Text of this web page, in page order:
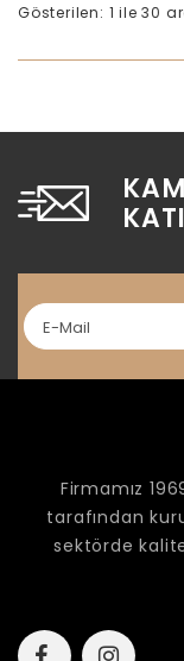
Gösterilen: 1 ile 30
Firmamız
tarafından
sektörde